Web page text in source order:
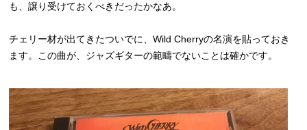
も、譲り受けておくべきだったかなあ。
チェリー材が出てきたついでに、Wild Cherryの名演を貼っておき
ます。この曲が、ジャズギターの範疇でないことは確かです。